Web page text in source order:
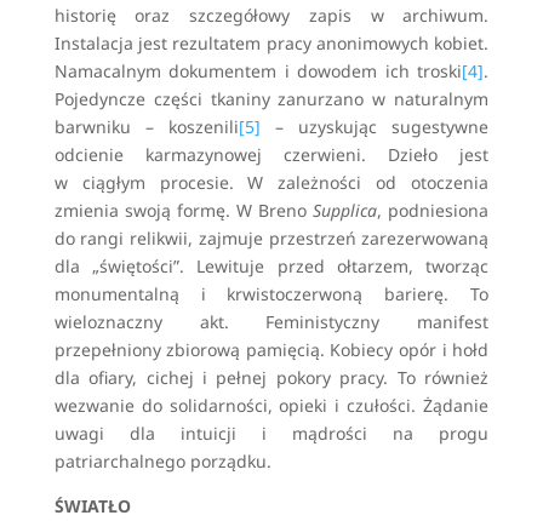
historię oraz szczegółowy zapis w archiwum.
Instalacja jest rezultatem pracy anonimowych kobiet.
Namacalnym dokumentem i dowodem ich troski[4].
Pojedyncze części tkaniny zanurzano w naturalnym
barwniku – koszenili[5] – uzyskując sugestywne
odcienie karmazynowej czerwieni. Dzieło jest
w ciągłym procesie. W zależności od otoczenia
zmienia swoją formę. W BrenoSupplica, podniesiona
do rangi relikwii, zajmuje przestrzeń zarezerwowaną
dla „świętości”. Lewituje przed ołtarzem, tworząc
monumentalną i krwistoczerwoną barierę. To
wieloznaczny akt. Feministyczny manifest
przepełniony zbiorową pamięcią. Kobiecy opór i hołd
dla ofiary, cichej i pełnej pokory pracy. To również
wezwanie do solidarności, opieki i czułości. Żądanie
uwagi dla intuicji i mądrości na progu
patriarchalnego porządku.
ŚWIATŁO